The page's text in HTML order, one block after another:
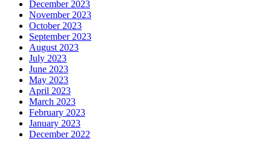
December 2023
November 2023
October 2023
September 2023
August 2023
July 2023
June 2023
May 2023
April 2023
March 2023
February 2023
January 2023
December 2022